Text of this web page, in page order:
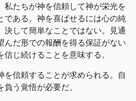
私たちが神を信頼して神が栄光を
である。神を喜ばせるには心の純
決して簡単なことではない。見通
んだ形での報酬を得る保証がない
じ続けることを意味する。
を信頼することが求められる。自
う覚悟が必要だ。